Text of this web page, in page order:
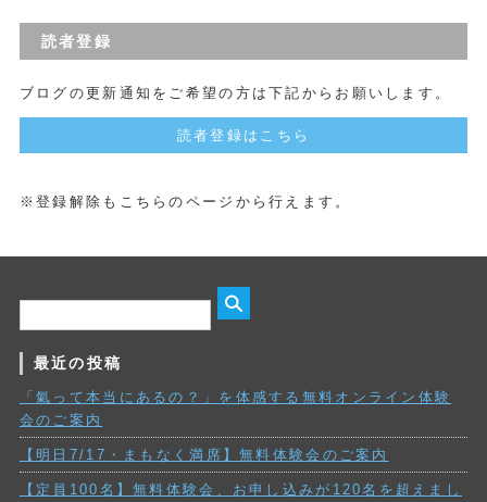
読者登録
ブログの更新通知をご希望の方は下記からお願いします。
読者登録はこちら
※登録解除もこちらのページから行えます。
最近の投稿
「氣って本当にあるの？」を体感する無料オンライン体験
会のご案内
【明日7/17・まもなく満席】無料体験会のご案内
【定員100名】無料体験会、お申し込みが120名を超えまし